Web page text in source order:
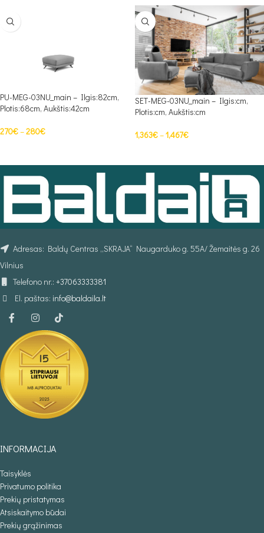
PU-MEG-03NU_main – Ilgis:82cm,
Plotis:68cm, Aukštis:42cm
270€–280€
SET-MEG-03NU_main – Ilgis:cm,
Plotis:cm, Aukštis:cm
1,363€–1,467€
Adresas: Baldų Centras „SKRAJA“ Naugarduko g. 55A/ Žemaitės g. 26
Vilnius
Telefono nr.: +37063333381
El. paštas: info@baldaila.lt
INFORMACIJA
Taisyklės
Privatumo politika
Prekių pristatymas
Atsiskaitymo būdai
Prekių grąžinimas